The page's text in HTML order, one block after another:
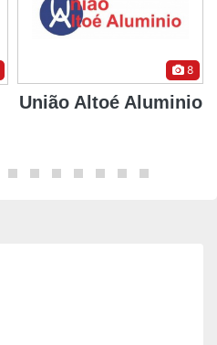
8
União Altoé Aluminio